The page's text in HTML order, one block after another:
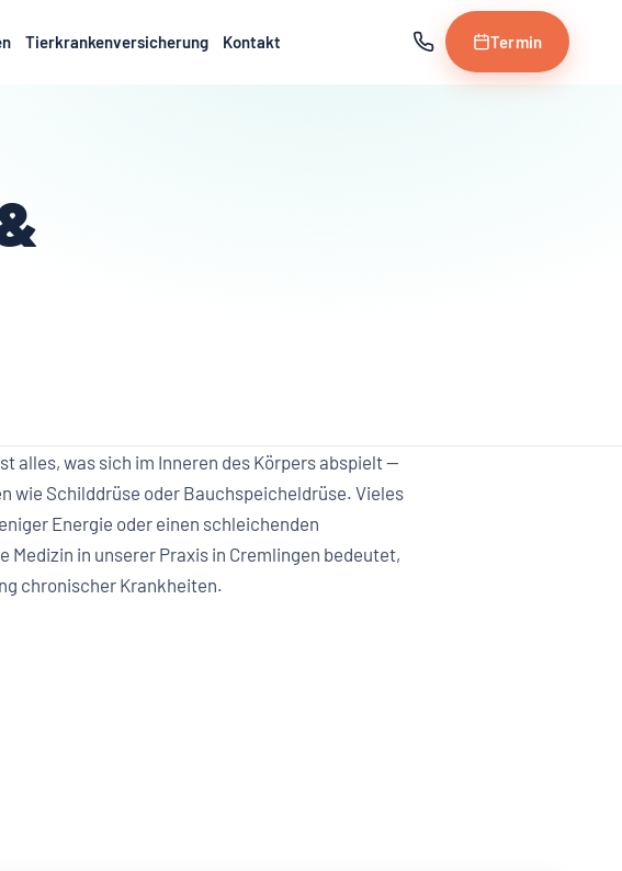
Tierkrankenversicherung Kontakt Termin
alles, was sich im Inneren des Körpers abspielt —
wie Schilddrüse oder Bauchspeicheldrüse. Vieles
Energie oder einen schleichenden
in unserer Praxis in Cremlingen bedeutet,
chronischer Krankheiten.